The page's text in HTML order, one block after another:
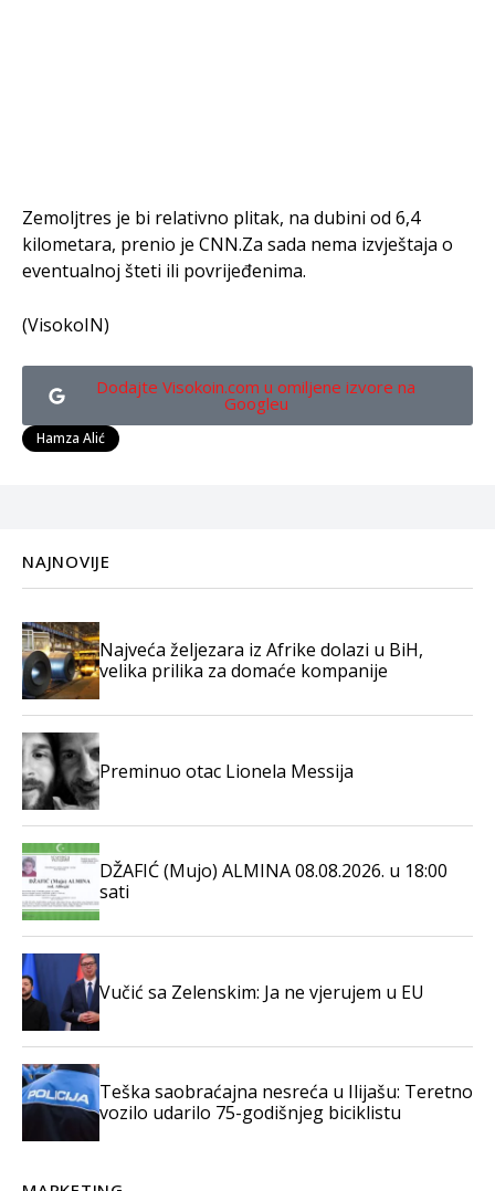
Zemoljtres je bi relativno plitak, na dubini od 6,4
kilometara, prenio je CNN.Za sada nema izvještaja o
eventualnoj šteti ili povrijeđenima.
(VisokoIN)
Dodajte Visokoin.com u omiljene izvore na
Googleu
Hamza Alić
NAJNOVIJE
Najveća željezara iz Afrike dolazi u BiH,
velika prilika za domaće kompanije
Preminuo otac Lionela Messija
DŽAFIĆ (Mujo) ALMINA 08.08.2026. u 18:00
sati
Vučić sa Zelenskim: Ja ne vjerujem u EU
Teška saobraćajna nesreća u Ilijašu: Teretno
vozilo udarilo 75-godišnjeg biciklistu